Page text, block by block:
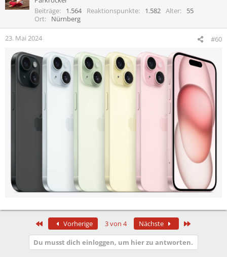
i
n
e
Beiträge
1.564 Reaktionspunkte 1.582 Alter
55
Ort
Nürnberg
23. Mai 2024 #60
Erste Vorherige 3 von 4 Nächste
Du musst dich einloggen, um hier zu antworten.